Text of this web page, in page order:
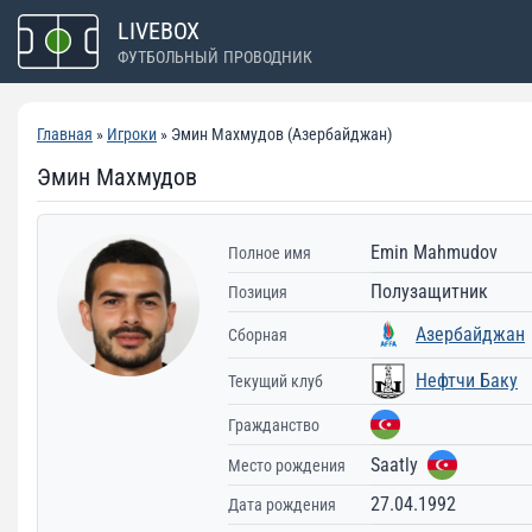
Перейти
содержимому
LIVEBOX
ФУТБОЛЬНЫЙ ПРОВОДНИК
Главная » Игроки » Эмин Махмудов (Азербайджан)
Эмин Махмудов
Полное имя Emin Mahmudov
Позиция Полузащитник
Сборная Азербайджан
Текущий клуб Нефтчи Баку
Гражданство
Место рождения Saatly
Дата рождения 27.04.1992